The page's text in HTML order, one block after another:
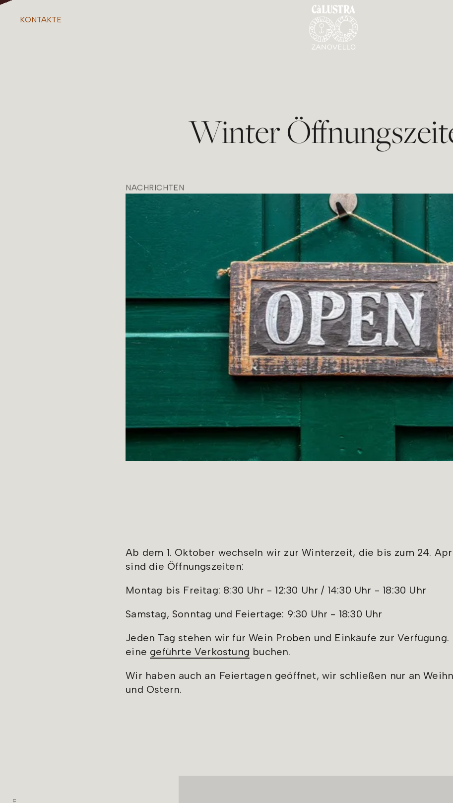
KONTAKTE
Winter
NACHRICHTEN
Ab dem 1. Oktober wechseln wir zur Winterzeit, die bis zum 24.
sind die Öffnungszeiten:
Montag bis Freitag: 8:30 Uhr - 12:30 Uhr / 14:30 Uhr - 18:30 Uhr
Samstag, Sonntag und Feiertage: 9:30 Uhr - 18:30 Uhr
Jeden Tag stehen wir für Wein Proben und Einkäufe zur Verfügung.
eine geführte Verkostung buchen.
Wir haben auch an Feiertagen geöffnet, wir schließen nur an
und Ostern.